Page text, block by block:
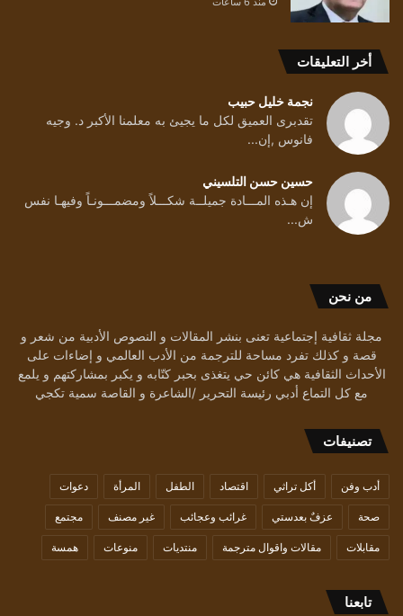
أخر التعليقات
نجمة خليل حبيب
تقدبرى العميق لكل ما يجيئ به معلمنا الأكبر د. وجيه
فانوس ,إن...
حسين حسن التلسيني
إن هـذه المـــادة جميلــة شكـــلاً ومضمـــونـاً وفيهـا نفس
ش...
من نحن
مجلة ثقافية إجتماعية تعنى بنشر المقالات و النصوص الأدبية من شعر و
قصة و كذلك تفرد مساحة للترجمة من الأدب العالمي و إضاءات على
الأحداث الثقافية هي كائن حي يتغذى بحبر كتّابه و يكبر بمشاركتهم و يلمع
مع كل التماع أدبي رئيسة التحرير /الشاعرة و القاصة سمية تكجي
تصنيفات
أدب وفن أكل تراثي اقتصاد الطفل المرأة دعوات
صحة عزفٌ بعدستي غرائب وعجائب غير مصنف مجتمع
مقابلات مقالات واقوال مترجمة منتديات منوعات همسة
تابعنا